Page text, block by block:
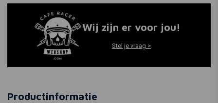
Wij zijn er voor jou!
Stel je vraag >
Productinformatie